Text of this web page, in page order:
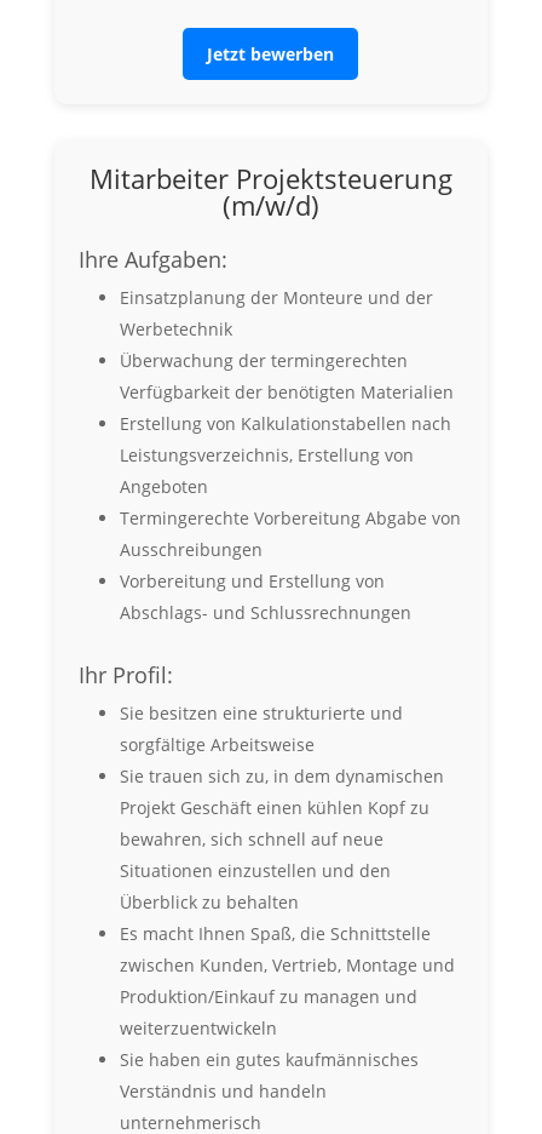
Jetzt bewerben
Mitarbeiter Projektsteuerung
(m/w/d)
Ihre Aufgaben:
Einsatzplanung der Monteure und der
Werbetechnik
Überwachung der termingerechten
Verfügbarkeit der benötigten Materialien
Erstellung von Kalkulationstabellen nach
Leistungsverzeichnis, Erstellung von
Angeboten
Termingerechte Vorbereitung Abgabe von
Ausschreibungen
Vorbereitung und Erstellung von
Abschlags- und Schlussrechnungen
Ihr Profil:
Sie besitzen eine strukturierte und
sorgfältige Arbeitsweise
Sie trauen sich zu, in dem dynamischen
Projekt Geschäft einen kühlen Kopf zu
bewahren, sich schnell auf neue
Situationen einzustellen und den
Überblick zu behalten
Es macht Ihnen Spaß, die Schnittstelle
zwischen Kunden, Vertrieb, Montage und
Produktion/Einkauf zu managen und
weiterzuentwickeln
Sie haben ein gutes kaufmännisches
Verständnis und handeln
unternehmerisch